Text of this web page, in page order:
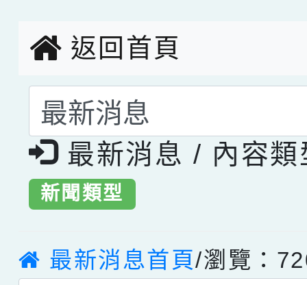
返回首頁
選擇後頁面內容會更
最新消息 / 內容類
新聞類型
最新消息首頁/瀏覽：